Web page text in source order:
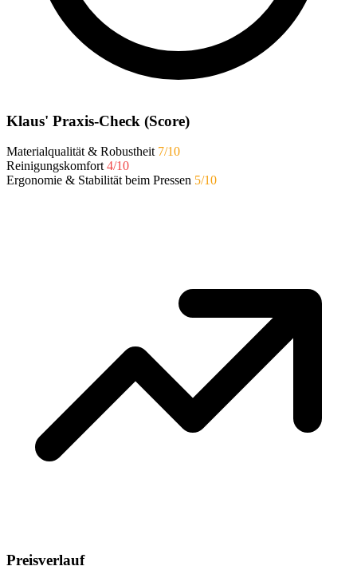
Klaus' Praxis-Check (Score)
Materialqualität & Robustheit 7/10
Reinigungskomfort 4/10
Ergonomie & Stabilität beim Pressen 5/10
Preisverlauf